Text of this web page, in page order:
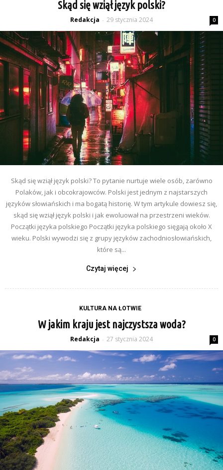
Skąd się wziął język polski?
Redakcja - 29 stycznia 2024 0
Skąd się wziął język polski? To pytanie nurtuje wiele osób, zarówno
Polaków, jak i obcokrajowców. Polski jest jednym z najstarszych
języków słowiańskich i ma bogatą historię. W tym artykule dowiesz się,
skąd się wziął język polski i jak ewoluował na przestrzeni wieków.
Początki języka polskiego Początki języka polskiego sięgają około X
wieku. Polski wywodzi się z grupy języków zachodniosłowiańskich,
które są...
Czytaj więcej
KULTURA NA ŁOTWIE
W jakim kraju jest najczystsza woda?
Redakcja - 27 stycznia 2024 0